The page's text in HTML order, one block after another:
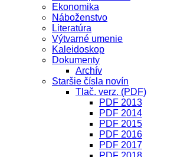
Ekonomika
Náboženstvo
Literatúra
Výtvarné umenie
Kaleidoskop
Dokumenty
Archív
Staršie čísla novín
Tlač. verz. (PDF)
PDF 2013
PDF 2014
PDF 2015
PDF 2016
PDF 2017